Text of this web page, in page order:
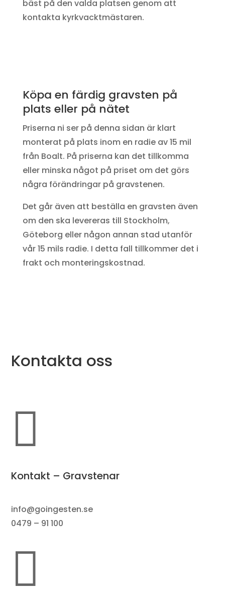
bäst på den valda platsen genom att
kontakta kyrkvacktmästaren.
Köpa en färdig gravsten på
plats eller på nätet
Priserna ni ser på denna sidan är klart
monterat på plats inom en radie av 15 mil
från Boalt. På priserna kan det tillkomma
eller minska något på priset om det görs
några förändringar på gravstenen.
Det går även att beställa en gravsten även
om den ska levereras till Stockholm,
Göteborg eller någon annan stad utanför
vår 15 mils radie. I detta fall tillkommer det i
frakt och monteringskostnad.
Kontakta oss

Kontakt – Gravstenar
info@goingesten.se
0479 – 91 100
